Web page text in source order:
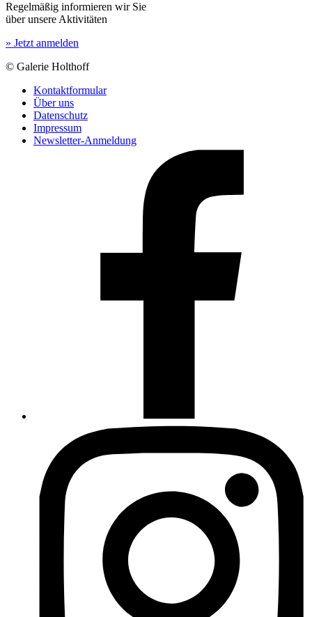
Regelmäßig informieren wir Sie
über unsere Aktivitäten
» Jetzt anmelden
© Galerie Holthoff
Kontaktformular
Über uns
Datenschutz
Impressum
Newsletter-Anmeldung